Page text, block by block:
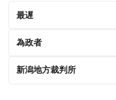
最遅
為政者
新潟地方裁判所